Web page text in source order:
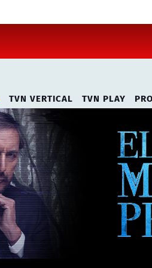
TVN VERTICAL TVN PLAY